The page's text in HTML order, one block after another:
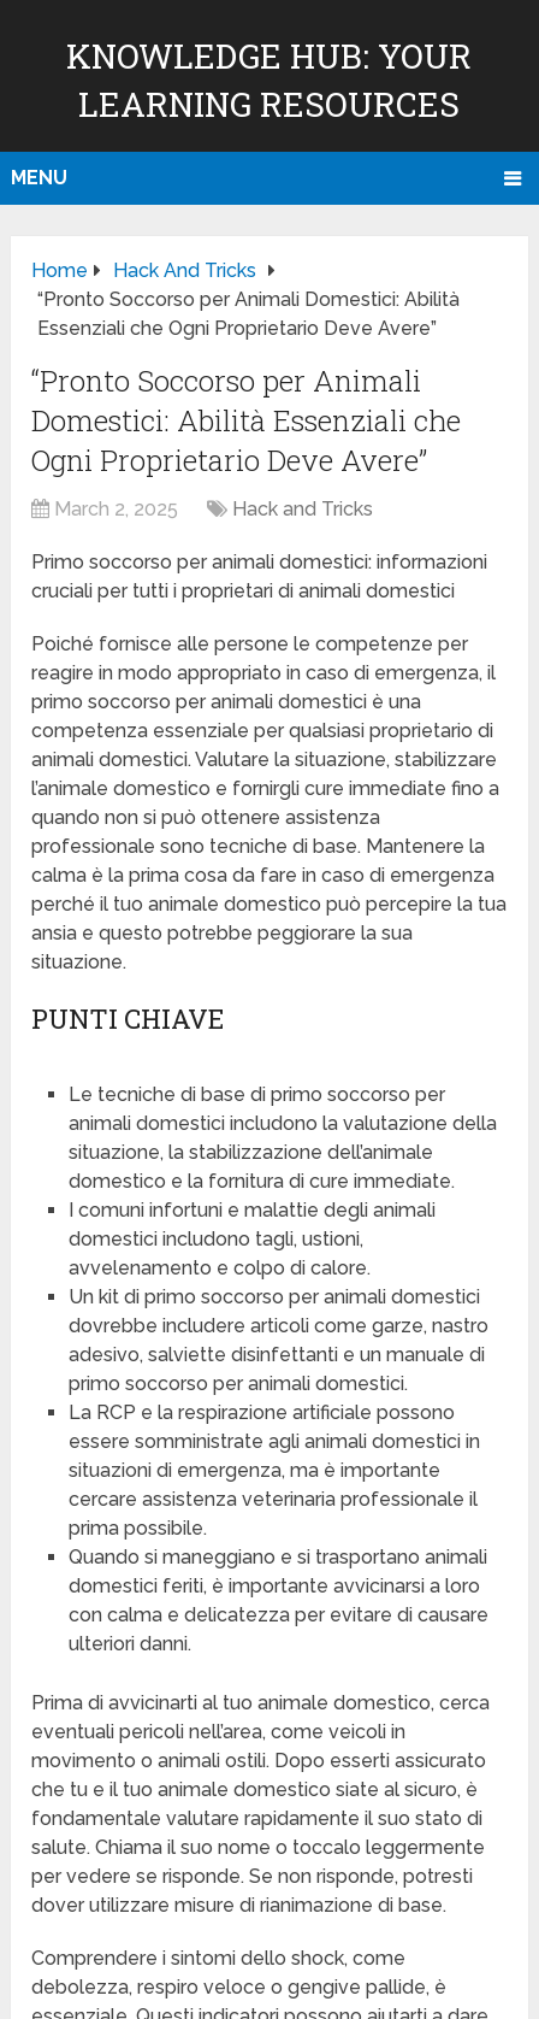
KNOWLEDGE HUB: YOUR
LEARNING RESOURCES
MENU
Home
Hack And Tricks
“Pronto Soccorso per Animali Domestici: Abilità
Essenziali che Ogni Proprietario Deve Avere”
“Pronto Soccorso per Animali
Domestici: Abilità Essenziali che
Ogni Proprietario Deve Avere”
March 2, 2025 Hack and Tricks
Primo soccorso per animali domestici: informazioni
cruciali per tutti i proprietari di animali domestici
Poiché fornisce alle persone le competenze per
reagire in modo appropriato in caso di emergenza, il
primo soccorso per animali domestici è una
competenza essenziale per qualsiasi proprietario di
animali domestici. Valutare la situazione, stabilizzare
l’animale domestico e fornirgli cure immediate fino a
quando non si può ottenere assistenza
professionale sono tecniche di base. Mantenere la
calma è la prima cosa da fare in caso di emergenza
perché il tuo animale domestico può percepire la tua
ansia e questo potrebbe peggiorare la sua
situazione.
PUNTI CHIAVE
Le tecniche di base di primo soccorso per
animali domestici includono la valutazione della
situazione, la stabilizzazione dell’animale
domestico e la fornitura di cure immediate.
I comuni infortuni e malattie degli animali
domestici includono tagli, ustioni,
avvelenamento e colpo di calore.
Un kit di primo soccorso per animali domestici
dovrebbe includere articoli come garze, nastro
adesivo, salviette disinfettanti e un manuale di
primo soccorso per animali domestici.
La RCP e la respirazione artificiale possono
essere somministrate agli animali domestici in
situazioni di emergenza, ma è importante
cercare assistenza veterinaria professionale il
prima possibile.
Quando si maneggiano e si trasportano animali
domestici feriti, è importante avvicinarsi a loro
con calma e delicatezza per evitare di causare
ulteriori danni.
Prima di avvicinarti al tuo animale domestico, cerca
eventuali pericoli nell’area, come veicoli in
movimento o animali ostili. Dopo esserti assicurato
che tu e il tuo animale domestico siate al sicuro, è
fondamentale valutare rapidamente il suo stato di
salute. Chiama il suo nome o toccalo leggermente
per vedere se risponde. Se non risponde, potresti
dover utilizzare misure di rianimazione di base.
Comprendere i sintomi dello shock, come
debolezza, respiro veloce o gengive pallide, è